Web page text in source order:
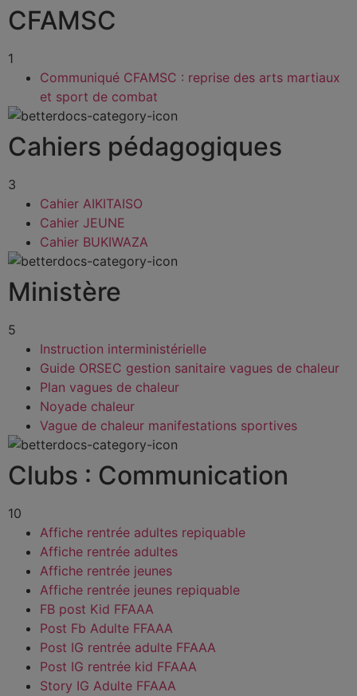
CFAMSC
1
Communiqué CFAMSC : reprise des arts martiaux
et sport de combat
Cahiers pédagogiques
3
Cahier AIKITAISO
Cahier JEUNE
Cahier BUKIWAZA
Ministère
5
Instruction interministérielle
Guide ORSEC gestion sanitaire vagues de chaleur
Plan vagues de chaleur
Noyade chaleur
Vague de chaleur manifestations sportives
Clubs : Communication
10
Affiche rentrée adultes repiquable
Affiche rentrée adultes
Affiche rentrée jeunes
Affiche rentrée jeunes repiquable
FB post Kid FFAAA
Post Fb Adulte FFAAA
Post IG rentrée adulte FFAAA
Post IG rentrée kid FFAAA
Story IG Adulte FFAAA